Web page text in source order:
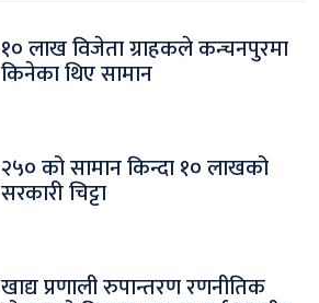
१० लाख विजेता ग्राहकले कन्चनपुरमा
किनेका थिए सामान
२५० को सामान किन्दा १० लाखको
सरकारी चिट्टा
खाद्य प्रणाली रुपान्तरण रणनीतिक